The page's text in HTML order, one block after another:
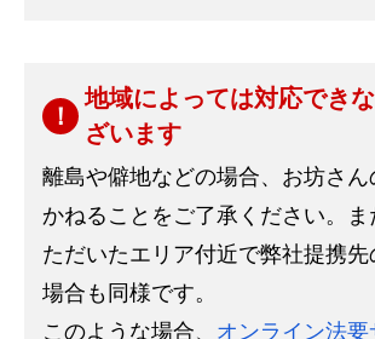
地域によっては対応でき
ざいます
離島や僻地などの場合、お坊さ
かねることをご了承ください。ま
ただいたエリア付近で弊社提携
場合も同様です。
このような場合、 オンライン法